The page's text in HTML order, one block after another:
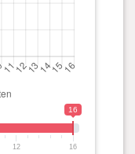
16
12 16